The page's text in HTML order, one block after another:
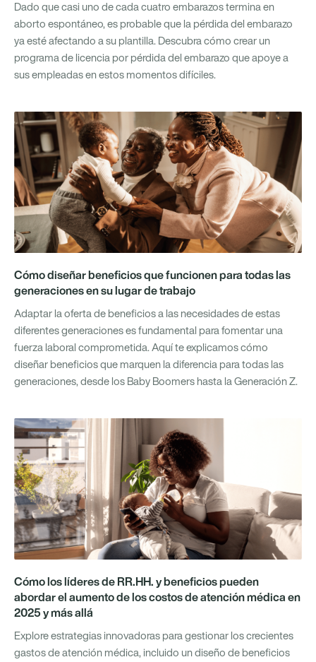
Dado que casi uno de cada cuatro embarazos termina en
aborto espontáneo, es probable que la pérdida del embarazo
ya esté afectando a su plantilla. Descubra cómo crear un
programa de licencia por pérdida del embarazo que apoye a
sus empleadas en estos momentos difíciles.
Cómo diseñar beneficios que funcionen para todas las
generaciones en su lugar de trabajo
Adaptar la oferta de beneficios a las necesidades de estas
diferentes generaciones es fundamental para fomentar una
fuerza laboral comprometida. Aquí te explicamos cómo
diseñar beneficios que marquen la diferencia para todas las
generaciones, desde los Baby Boomers hasta la Generación Z.
Cómo los líderes de RR.HH. y beneficios pueden
abordar el aumento de los costos de atención médica en
2025 y más allá
Explore estrategias innovadoras para gestionar los crecientes
gastos de atención médica, incluido un diseño de beneficios